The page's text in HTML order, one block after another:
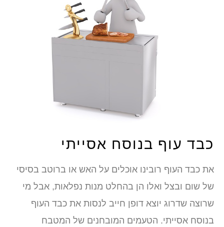
כבד עוף בנוסח אסייתי
את כבד העוף רובינו אוכלים על האש או ברוטב בסיסי
של שום ובצל ואלו הן בהחלט מנות נפלאות, אבל מי
שרוצה שדרוג יוצא דופן חייב לנסות את כבד העוף
בנוסח אסייתי. הטעמים המובחנים של המטבח